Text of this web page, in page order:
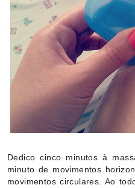
Dedico cinco minutos à
minuto de movimentos
movimentos circulares. Ao